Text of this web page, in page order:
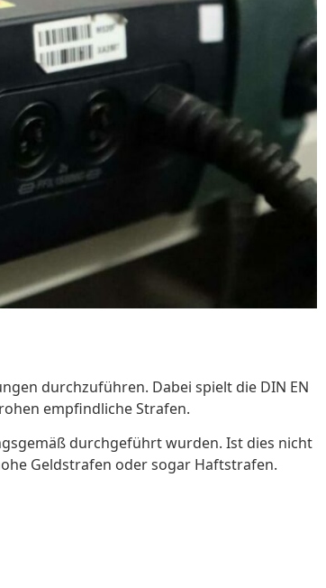
durchzuführen. Dabei spielt die DIN EN
empfindliche Strafen.
durchgeführt wurden. Ist dies nicht
Geldstrafen oder sogar Haftstrafen.